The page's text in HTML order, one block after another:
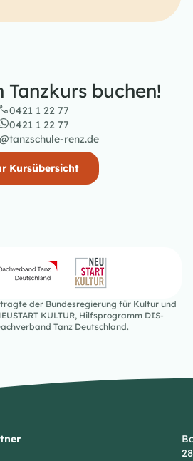
buchen!
0421 1 22 77
0421 1 22 77
renz.de
Kursübersicht
der Bundesregierung für Kultur und
KULTUR, Hilfsprogramm DIS-
Tanz Deutschland.